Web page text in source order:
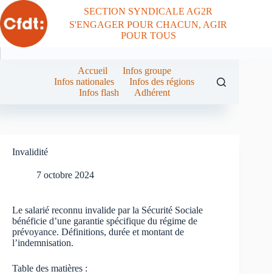
Passer
au
contenu
SECTION SYNDICALE AG2R
S'ENGAGER POUR CHACUN, AGIR
POUR TOUS
Accueil
Infos groupe
Infos nationales
Infos des régions
Infos flash
Adhérent
Invalidité
7 octobre 2024
Le salarié reconnu invalide par la Sécurité Sociale
bénéficie d’une garantie spécifique du régime de
prévoyance. Définitions, durée et montant de
l’indemnisation.
Table des matières :